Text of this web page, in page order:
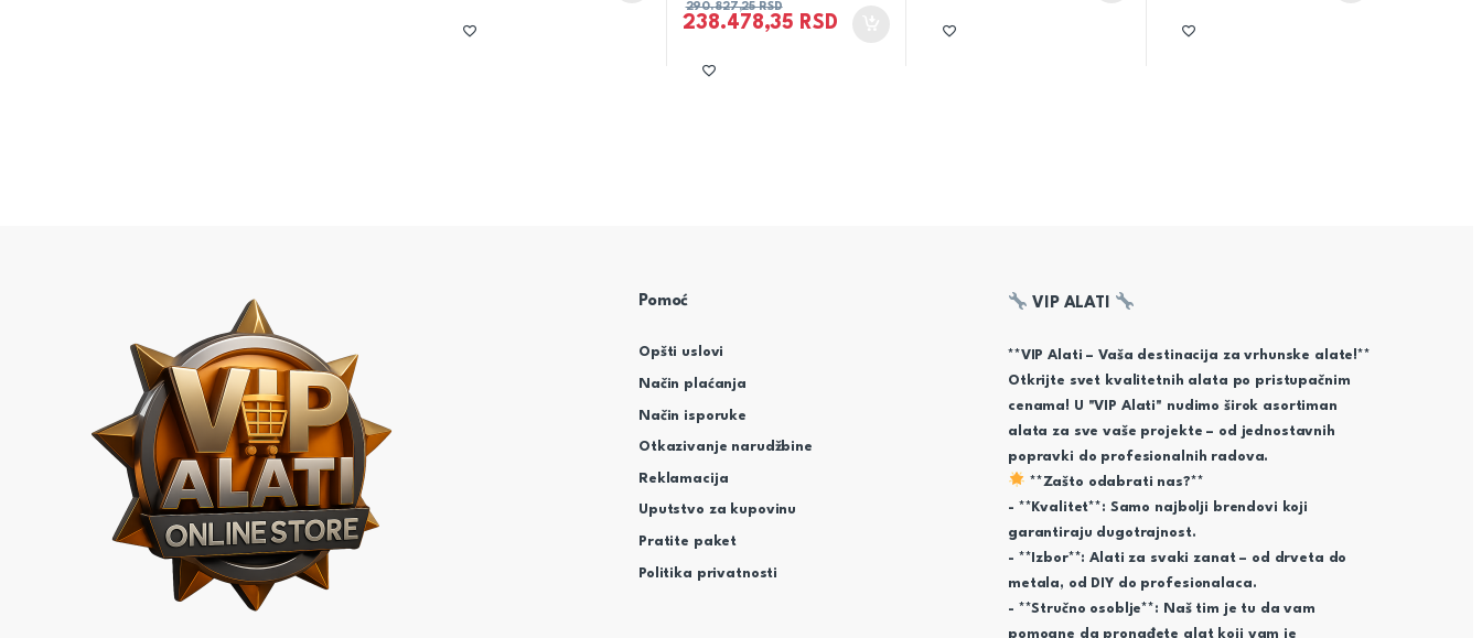
238.478,35 RSD
290.827,25RSD
Pomoć
Opšti uslovi
Način plaćanja
Način isporuke
Otkazivanje narudžbine
Reklamacija
Uputstvo za kupovinu
Pratite paket
Politika privatnosti
VIP ALATI
**VIP Alati – Vaša destinacija za vrhunske alate!**
Otkrijte svet kvalitetnih alata po pristupačnim
cenama! U "VIP Alati" nudimo širok asortiman
alata za sve vaše projekte – od jednostavnih
popravki do profesionalnih radova.
**Zašto odabrati nas?**
- **Kvalitet**: Samo najbolji brendovi koji
garantiraju dugotrajnost.
- **Izbor**: Alati za svaki zanat – od drveta do
metala, od DIY do profesionalaca.
- **Stručno osoblje**: Naš tim je tu da vam
pomogne da pronađete alat koji vam je